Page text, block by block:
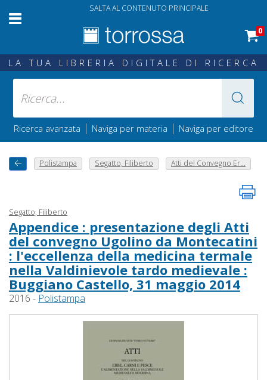
SALTA AL CONTENUTO PRINCIPALE
0
LA TUA LIBRERIA DIGITALE DI RICERCA
Ricerca avanzata | Naviga per materia | Naviga per editore
Polistampa Segatto, Filiberto Atti del Convegno Er...
Segatto, Filiberto
Appendice : presentazione degli Atti
del convegno Ugolino da Montecatini
: l'eccellenza della medicina termale
nella Valdinievole tardo medievale :
Buggiano Castello, 31 maggio 2014
2016 - Polistampa